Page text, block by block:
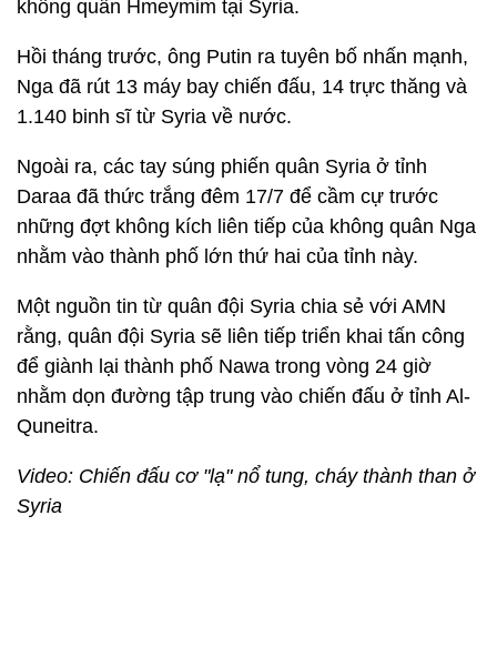
không quân Hmeymim tại Syria.
Hồi tháng trước, ông Putin ra tuyên bố nhấn mạnh,
Nga đã rút 13 máy bay chiến đấu, 14 trực thăng và
1.140 binh sĩ từ Syria về nước.
Ngoài ra, các tay súng phiến quân Syria ở tỉnh
Daraa đã thức trắng đêm 17/7 để cầm cự trước
những đợt không kích liên tiếp của không quân Nga
nhằm vào thành phố lớn thứ hai của tỉnh này.
Một nguồn tin từ quân đội Syria chia sẻ với AMN
rằng, quân đội Syria sẽ liên tiếp triển khai tấn công
để giành lại thành phố Nawa trong vòng 24 giờ
nhằm dọn đường tập trung vào chiến đấu ở tỉnh Al-
Quneitra.
Video: Chiến đấu cơ "lạ" nổ tung, cháy thành than ở
Syria